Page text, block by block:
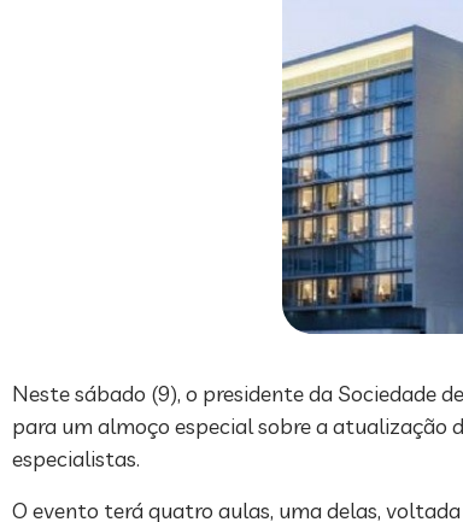
Neste sábado (9), o presidente da Sociedade
para um almoço especial sobre a atualização
especialistas.
O evento terá quatro aulas, uma delas,